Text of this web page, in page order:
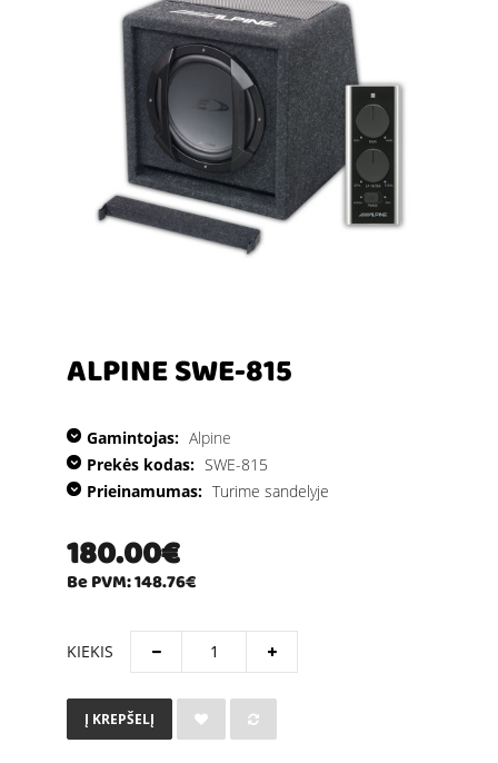
ALPINE SWE-815
Gamintojas: Alpine
Prekės kodas: SWE-815
Prieinamumas: Turime sandelyje
180.00€
Be PVM: 148.76€
KIEKIS
Į KREPŠELĮ